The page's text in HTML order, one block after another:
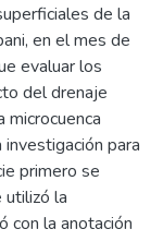
de la
en el mes de
evaluar los
del drenaje
microcuenca
para
primero se
la
con la anotación